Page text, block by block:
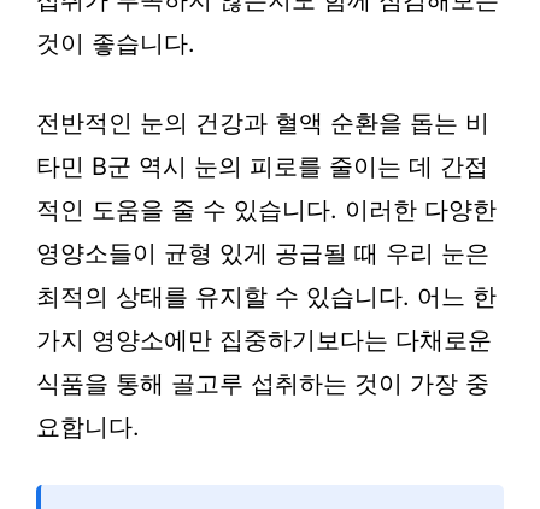
것이 좋습니다.
전반적인 눈의 건강과 혈액 순환을 돕는 비
타민 B군 역시 눈의 피로를 줄이는 데 간접
적인 도움을 줄 수 있습니다. 이러한 다양한
영양소들이 균형 있게 공급될 때 우리 눈은
최적의 상태를 유지할 수 있습니다. 어느 한
가지 영양소에만 집중하기보다는 다채로운
식품을 통해 골고루 섭취하는 것이 가장 중
요합니다.